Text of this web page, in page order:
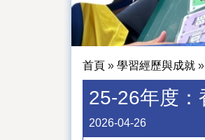
首頁 » 學習經歷與成就 »
25-26年度：
2026-04-26